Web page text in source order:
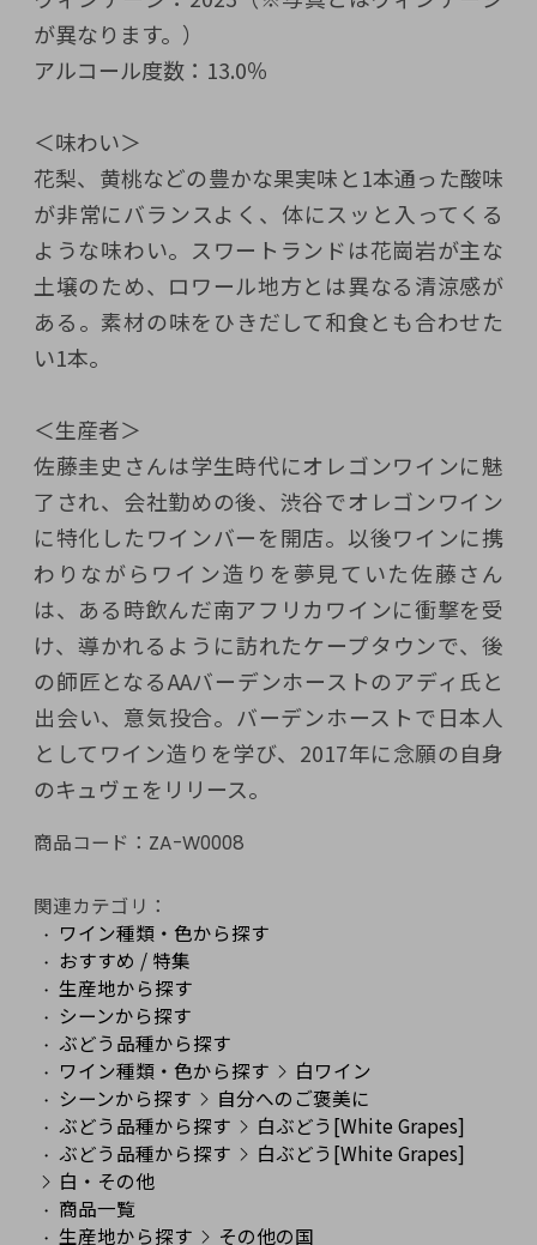
が異なります。）
アルコール度数：13.0％
＜味わい＞
花梨、黄桃などの豊かな果実味と1本通った酸味
が非常にバランスよく、体にスッと入ってくる
ような味わい。スワートランドは花崗岩が主な
土壌のため、ロワール地方とは異なる清涼感が
ある。素材の味をひきだして和食とも合わせた
い1本。
＜生産者＞
佐藤圭史さんは学生時代にオレゴンワインに魅
了され、会社勤めの後、渋谷でオレゴンワイン
に特化したワインバーを開店。以後ワインに携
わりながらワイン造りを夢見ていた佐藤さん
は、ある時飲んだ南アフリカワインに衝撃を受
け、導かれるように訪れたケープタウンで、後
の師匠となるAAバーデンホーストのアディ氏と
出会い、意気投合。バーデンホーストで日本人
としてワイン造りを学び、2017年に念願の自身
のキュヴェをリリース。
商品コード： ZA-W0008
関連カテゴリ：
ワイン種類・色から探す
おすすめ / 特集
生産地から探す
シーンから探す
ぶどう品種から探す
ワイン種類・色から探す
白ワイン
シーンから探す
自分へのご褒美に
ぶどう品種から探す
白ぶどう[White Grapes]
ぶどう品種から探す
白ぶどう[White Grapes]
白・その他
商品一覧
生産地から探す
その他の国